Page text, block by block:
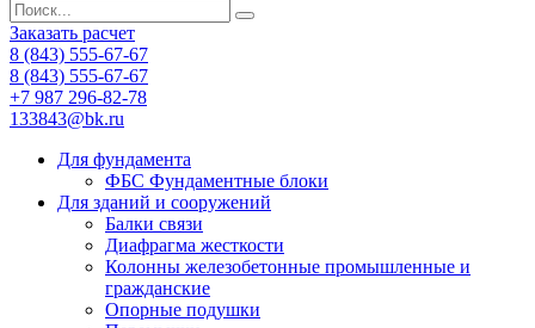
Заказать расчет
8 (843) 555-67-67
8 (843) 555-67-67
+7 987 296-82-78
133843@bk.ru
Для фундамента
ФБС Фундаментные блоки
Для зданий и сооружений
Балки связи
Диафрагма жесткости
Колонны железобетонные промышленные и
гражданские
Опорные подушки